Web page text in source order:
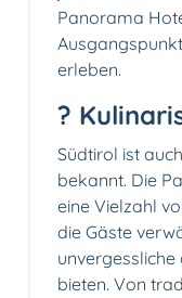
Panorama
erleben.
?️
Südtirol ist
bekannt. Die
eine Vielzahl
die Gäste
bieten. Von